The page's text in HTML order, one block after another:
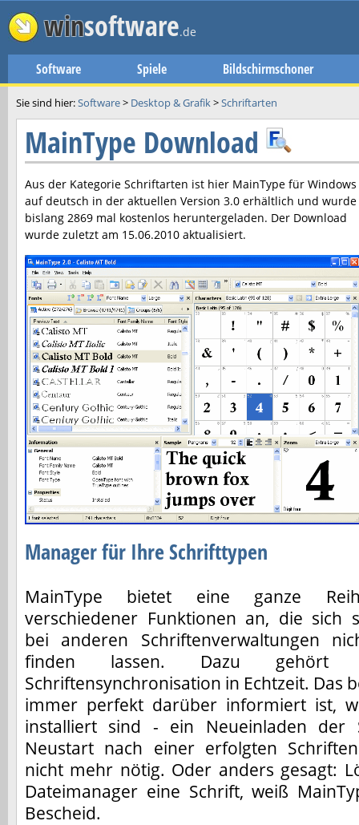
winsoftware.de
Software Spiele Bildschirmschoner
Sie sind hier:Software> Desktop & Grafik>Schriftarten
MainType Download
Aus der Kategorie Schriftarten ist hier MainType für Windows
auf deutsch in der aktuellen Version 3.0 erhältlich und wurde
bislang 2869 mal kostenlos heruntergeladen. Der Download
wurde zuletzt am 15.06.2010 aktualisiert.
Manager für Ihre Schrifttypen
MainType bietet eine ganze
verschiedener Funktionen an, die sich
bei anderen Schriftenverwaltungen
finden lassen. Dazu
Schriftensynchronisation in Echtzeit. Das
immer perfekt darüber informiert ist,
installiert sind - ein Neueinladen der
Neustart nach einer erfolgten
nicht mehr nötig. Oder anders gesagt:
Dateimanager eine Schrift, weiß
Bescheid.